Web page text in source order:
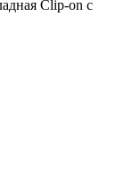
Clip-on с